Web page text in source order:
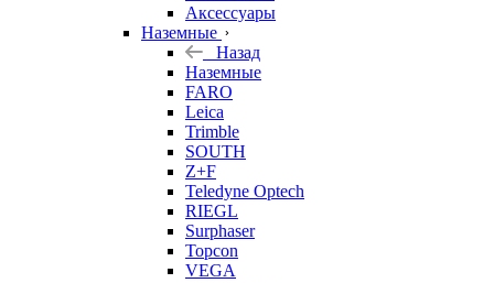
Аксессуары
Наземные
Назад
Наземные
FARO
Leica
Trimble
SOUTH
Z+F
Teledyne Optech
RIEGL
Surphaser
Topcon
VEGA